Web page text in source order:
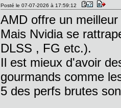
Posté le 07-07-2026 à 17:59:12
AMD offre un
Mais Nvidia se
DLSS , FG etc.).
Il est mieux d'avoir
gourmands comme
5 des perfs brutes